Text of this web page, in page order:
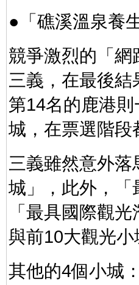
●「礁溪溫泉養
競爭激烈的「
三義，在最後
第14名的鹿港
城，在票選階段
三義雖然意外
城」，此外，「
「最具國際觀
與前10大觀光
其他的4個小城